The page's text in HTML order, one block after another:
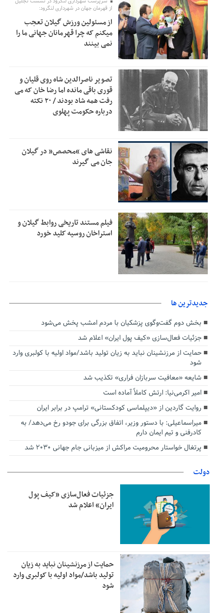
اولویت‌های گیلان پرداخت شود
2:53
زمان جلسه سرنوشت‌ساز هیات رئیسه فدراسیون فوتبال با حضور
قلعه‌نویی مشخص شد
2:50
دفتر رهبر انقلاب: مطالب خارج از مراجع رسمی فاقد سندیت
2:46
بقائی: فضای مذاکرات فنی و سیاسی ایران و عمان درباره تنگه
هرمز، مثبت است
رئیس سازمان جهاد کشاورزی استان: کشاورزان گیلان نسبت به
دریافت یارانه کود اقدام کنند
1:00 تمدید مهلت اظهارنامه‌های مالیاتی سال ۱۴۰۴ تا پایان شهریورماه
از قهرمان جهان در شهرداری لنگرود:
از مسئولین ورزش گیلان تعجب
میکنم که چرا قهرمانان جهانی ما را
نمی بینند
تصویر ناصرالدین شاه روی قلیان و
قوری باقی مانده اما رضا خان که می
رفت همه شاد بودند / ۲۰ نکته
درباره حکومت پهلوی
نقاشی های “محصص” در گیلان
جان می گیرند
فیلم مستند تاریخی روابط گیلان و
استراخان روسیه کلید خورد
جديدترين ها
بخش دوم گفت‌وگوی پزشکیان با مردم امشب پخش می‌شود
جزئیات فعال‌سازی «کیف پول ایران» اعلام شد
حمایت از مرزنشینان نباید به زیان تولید باشد/مواد اولیه با کولبری وارد
شود
شایعه «معافیت سربازان فراری» تکذیب شد
امیر اکرمی‌نیا: ارتش کاملاً آماده است
روایت گاردین از «دیپلماسی کودکستانی» ترامپ در برابر ایران
میراسماعیلی: با دستور وزیر، اتفاق بزرگی برای جودو رخ می‌دهد/ به
کادرفنی و تیم ایمان دارم
پرتغال خواستار محرومیت مراکش از میزبانی جام جهانی ۲۰۳۰ شد
دولت
جزئیات فعال‌سازی «کیف پول
ایران» اعلام شد
حمایت از مرزنشینان نباید به زیان
تولید باشد/مواد اولیه با کولبری وارد
شود